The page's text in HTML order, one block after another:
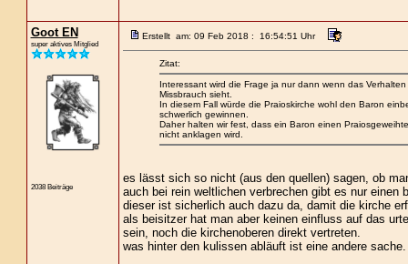
Goot EN
super aktives Mitglied
2038 Beiträge
Erstellt am: 09 Feb 2018 : 16:54:51 Uhr
Zitat:
Interessant wird die Frage ja nur dann wenn das
Missbrauch sieht.
In diesem Fall würde die Praioskirche wohl den Baron
schwerlich gewinnen.
Daher halten wir fest, dass ein Baron einen
nicht anklagen wird.
es lässt sich so nicht (aus den quellen) sagen, ob
auch bei rein weltlichen verbrechen gibt es nur einen
dieser ist sicherlich auch dazu da, damit die kirche
als beisitzer hat man aber keinen einfluss auf das
sein, noch die kirchenoberen direkt vertreten.
was hinter den kulissen abläuft ist eine andere sache.